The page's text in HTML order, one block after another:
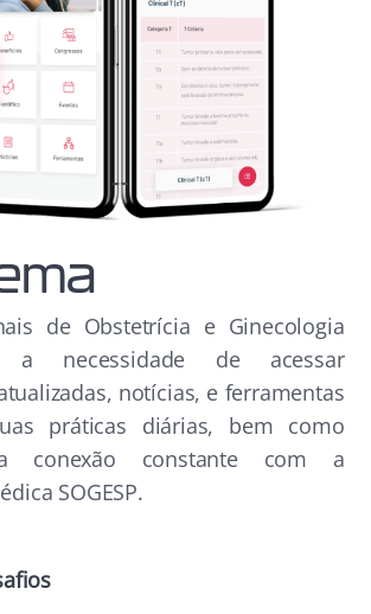
de Obstetrícia e Ginecologia
a necessidade de acessar
notícias, e ferramentas
práticas diárias, bem como
conexão constante com a
SOGESP.